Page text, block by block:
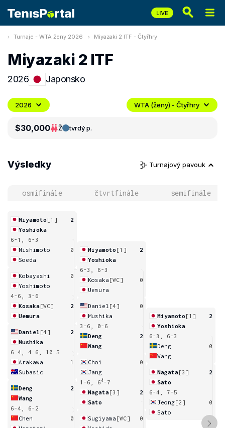
Turnaje - WTA ženy 2026 Miyazaki 2 ITF - Čtyřhry
Miyazaki 2 ITF
2026 Japonsko
2026 WTA (ženy) - Čtyřhry
$30,000 Ž tvrdý p.
Výsledky Turnajový pavouk
osmifinále čtvrtfinále semifinále
Miyamoto [1]
2
Yoshioka
6-1, 6-3
Nishimoto
0
Soeda
Kobayashi
0
Yoshimoto
4-6, 3-6
Kosaka[WC]
2
Uemura
Daniel [4]
2
Mushika
6-4, 4-6, 10-5
Arakawa
1
Subasic
Deng
2
Wang
6-4, 6-2
Chen
0
Miyamoto [1]
2
Yoshioka
6-3, 6-3
Kosaka [WC]
0
Uemura
Daniel [4]
0
Mushika
3-6, 0-6
Deng
2
Wang
Choi
0
Jang
1-6, 64-7
Nagata[3]
2
Sato
Sugiyama [WC]
0
Miyamoto [1]
2
Yoshioka
6-3, 6-3
Deng
0
Wang
Nagata[3]
2
Sato
6-4, 7-5
Jeong[2]
0
Sato